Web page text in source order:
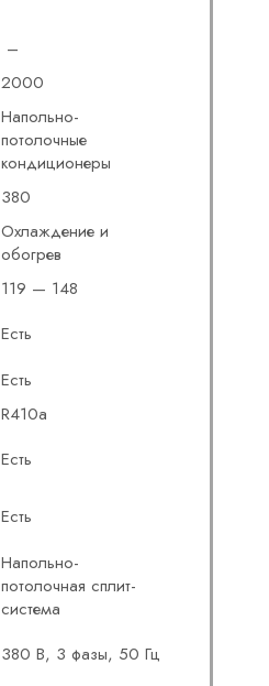
–
2000
Напольно-
потолочные
кондиционеры
380
Охлаждение и
обогрев
119 — 148
Есть
Есть
R410a
Есть
Есть
Напольно-
потолочная сплит-
система
380 В, 3 фазы, 50 Гц